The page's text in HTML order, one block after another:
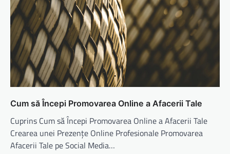
Cum să Începi Promovarea Online a Afacerii Tale
Cuprins Cum să Începi Promovarea Online a Afacerii Tale
Crearea unei Prezențe Online Profesionale Promovarea
Afacerii Tale pe Social Media…